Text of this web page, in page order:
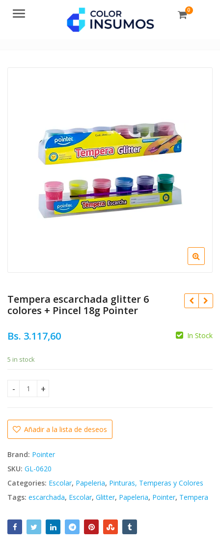
Menu 0
Tempera escarchada glitter 6
colores + Pincel 18g Pointer
Bs. 3.117,60 In Stock
5 in stock
Tempera escarchada glitter 6 colores + Pincel 18g Pointer
Añadir a la lista de deseos
Brand: Pointer
SKU: GL-0620
Categories: Escolar, Papeleria, Pinturas, Temperas y Colores
Tags: escarchada, Escolar, Glitter, Papeleria, Pointer, Tempera